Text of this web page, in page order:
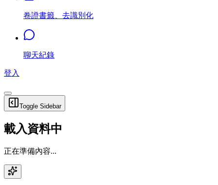
卷證書籤、去識別化
聊天紀錄
登入
Toggle Sidebar
載入資料中
正在準備內容...